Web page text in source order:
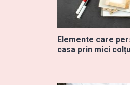
Elemente care
casa prin mici